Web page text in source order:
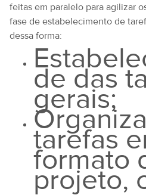
feitas em paralelo para agilizar
fase de estabelecimento de
dessa forma:
de das
gerais;
tarefas
formato
projeto,